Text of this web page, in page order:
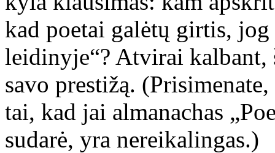
kad poetai galėtų girtis,
leidinyje“? Atvirai kalbant,
savo prestižą.
tai, kad jai almanachas
sudarė, yra nereikalingas.)